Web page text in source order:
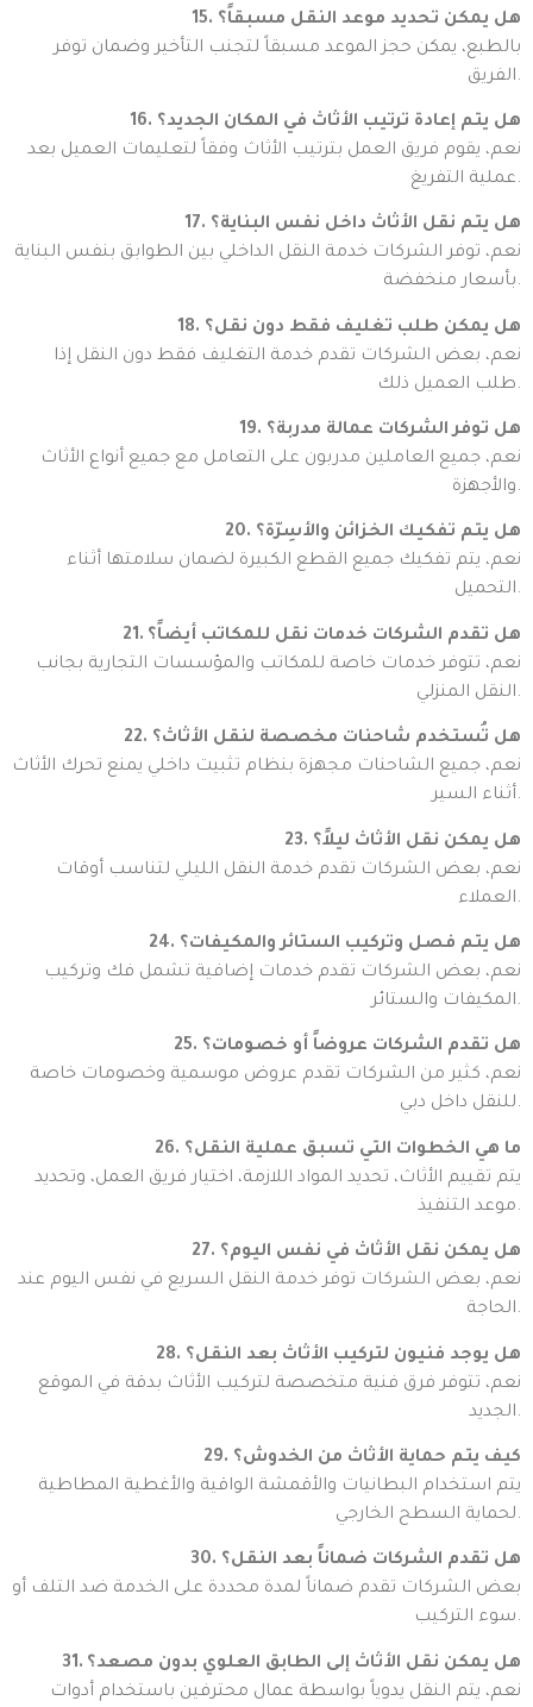
15. هل يمكن تحديد موعد النقل مسبقاً؟
بالطبع، يمكن حجز الموعد مسبقاً لتجنب التأخير وضمان توفر
الفريق.
16. هل يتم إعادة ترتيب الأثاث في المكان الجديد؟
نعم، يقوم فريق العمل بترتيب الأثاث وفقاً لتعليمات العميل بعد
عملية التفريغ.
17. هل يتم نقل الأثاث داخل نفس البناية؟
نعم، توفر الشركات خدمة النقل الداخلي بين الطوابق بنفس البناية
بأسعار منخفضة.
18. هل يمكن طلب تغليف فقط دون نقل؟
نعم، بعض الشركات تقدم خدمة التغليف فقط دون النقل إذا
طلب العميل ذلك.
19. هل توفر الشركات عمالة مدربة؟
نعم، جميع العاملين مدربون على التعامل مع جميع أنواع الأثاث
والأجهزة.
20. هل يتم تفكيك الخزائن والأسِرّة؟
نعم، يتم تفكيك جميع القطع الكبيرة لضمان سلامتها أثناء
التحميل.
21. هل تقدم الشركات خدمات نقل للمكاتب أيضاً؟
نعم، تتوفر خدمات خاصة للمكاتب والمؤسسات التجارية بجانب
النقل المنزلي.
22. هل تُستخدم شاحنات مخصصة لنقل الأثاث؟
نعم، جميع الشاحنات مجهزة بنظام تثبيت داخلي يمنع تحرك الأثاث
أثناء السير.
23. هل يمكن نقل الأثاث ليلاً؟
نعم، بعض الشركات تقدم خدمة النقل الليلي لتناسب أوقات
العملاء.
24. هل يتم فصل وتركيب الستائر والمكيفات؟
نعم، بعض الشركات تقدم خدمات إضافية تشمل فك وتركيب
المكيفات والستائر.
25. هل تقدم الشركات عروضاً أو خصومات؟
نعم، كثير من الشركات تقدم عروض موسمية وخصومات خاصة
للنقل داخل دبي.
26. ما هي الخطوات التي تسبق عملية النقل؟
يتم تقييم الأثاث، تحديد المواد اللازمة، اختيار فريق العمل، وتحديد
موعد التنفيذ.
27. هل يمكن نقل الأثاث في نفس اليوم؟
نعم، بعض الشركات توفر خدمة النقل السريع في نفس اليوم عند
الحاجة.
28. هل يوجد فنيون لتركيب الأثاث بعد النقل؟
نعم، تتوفر فرق فنية متخصصة لتركيب الأثاث بدقة في الموقع
الجديد.
29. كيف يتم حماية الأثاث من الخدوش؟
يتم استخدام البطانيات والأقمشة الواقية والأغطية المطاطية
لحماية السطح الخارجي.
30. هل تقدم الشركات ضماناً بعد النقل؟
بعض الشركات تقدم ضماناً لمدة محددة على الخدمة ضد التلف أو
سوء التركيب.
31. هل يمكن نقل الأثاث إلى الطابق العلوي بدون مصعد؟
نعم، يتم النقل يدوياً بواسطة عمال محترفين باستخدام أدوات